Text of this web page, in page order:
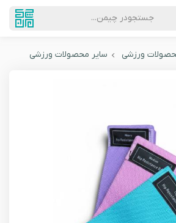
جستجودر چیمن...
ورزشی سایر محصولات ورزشی